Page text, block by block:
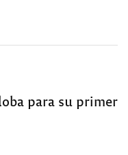
para su primer